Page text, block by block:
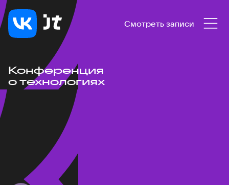
Смотреть записи
Конференция
о технологиях